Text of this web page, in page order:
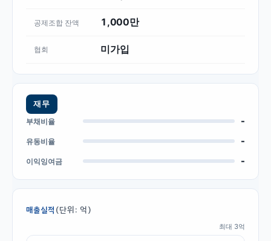
공제조합 잔액 1,000만
협회 미가입
재무
부채비율
-
유동비율 -
이익잉여금 -
매출실적 (단위: 억)
최대 3억